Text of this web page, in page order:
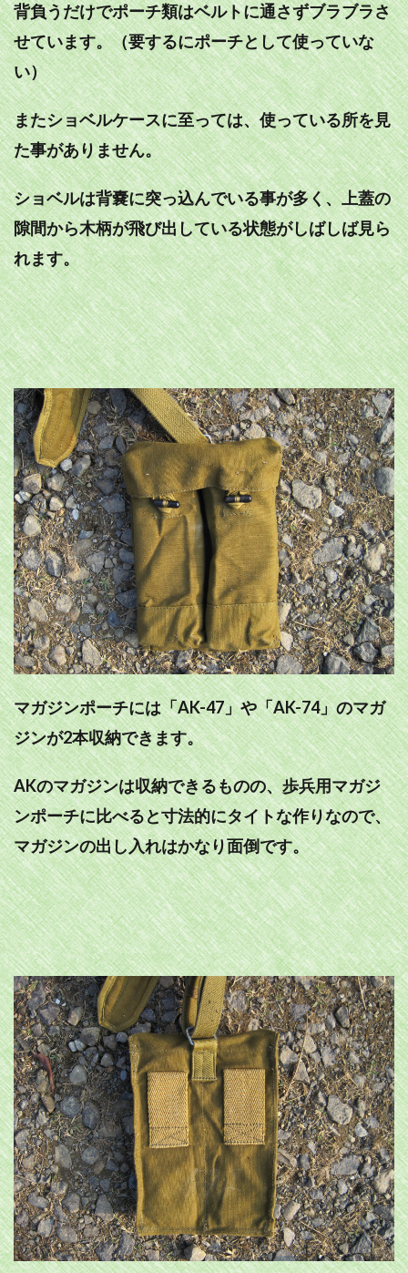
背負うだけでポーチ類はベルトに通さずブラブラさ
せています。（要するにポーチとして使っていな
い）
またショベルケースに至っては、使っている所を見
た事がありません。
ショベルは背嚢に突っ込んでいる事が多く、上蓋の
隙間から木柄が飛び出している状態がしばしば見ら
れます。
マガジンポーチには「AK-47」や「AK-74」のマガ
ジンが2本収納できます。
AKのマガジンは収納できるものの、歩兵用マガジ
ンポーチに比べると寸法的にタイトな作りなので、
マガジンの出し入れはかなり面倒です。